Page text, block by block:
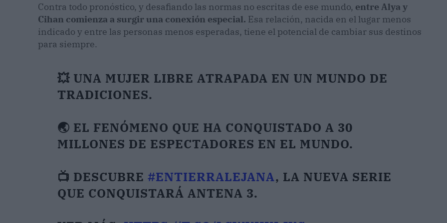
Contra todo pronóstico, y desafiando las normas no escritas de ese mundo, entre Alya y
Cihan comienza a surgir una conexión especial. Esa relación, nacida en el lugar menos
indicado y entre las personas menos esperadas, tiene el potencial de cambiar sus destinos
para siempre.
💥 UNA MUJER LIBRE ATRAPADA EN UN MUNDO DE
TRADICIONES.
🌏 EL FENÓMENO QUE HA CONQUISTADO A 30
MILLONES DE ESPECTADORES EN EL MUNDO.
📺 DESCUBRE#ENTIERRALEJANA, LA NUEVA SERIE
QUE CONQUISTARÁ ANTENA 3.